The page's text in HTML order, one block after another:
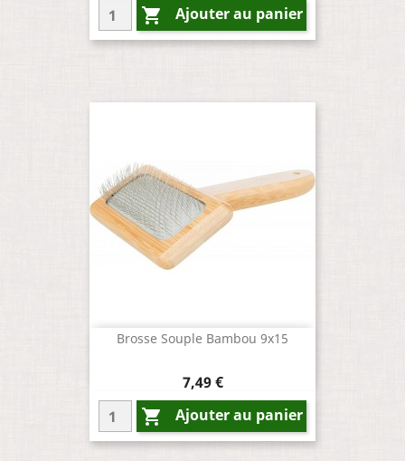
 Ajouter au panier
Brosse Souple Bambou 9x15
Prix
7,49 €
 Ajouter au panier